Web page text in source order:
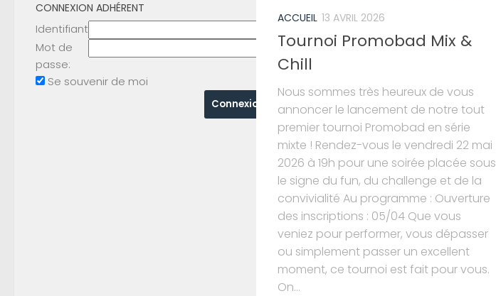
ACCUEIL 13 AVRIL 2026
Tournoi Promobad Mix &
Chill
Nous sommes très heureux de vous
annoncer le lancement de notre tout
premier tournoi Promobad en série
mixte ! Rendez-vous le vendredi 22 mai
2026 à 19h pour une soirée placée sous
le signe du fun, du challenge et de la
convivialité Au programme : Ouverture
des inscriptions : 05/04 Que vous
veniez pour performer, vous dépasser
ou simplement passer un excellent
moment, ce tournoi est fait pour vous.
On...
CONNEXION ADHÉRENT
Identifiant
Mot de
passe:
Se souvenir de moi